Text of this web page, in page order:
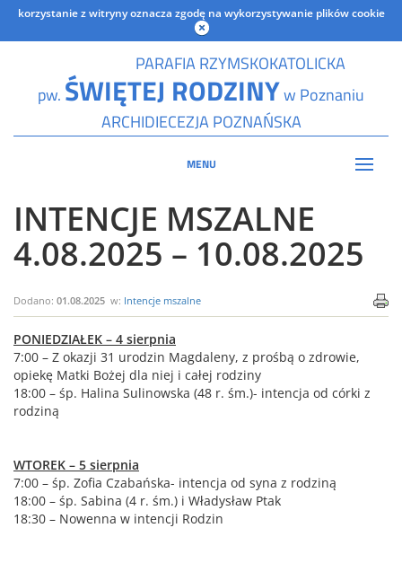
korzystanie z witryny oznacza zgodę na wykorzystywanie plików cookie
PARAFIA RZYMSKOKATOLICKA
pw. ŚWIĘTEJ RODZINYw Poznaniu
ARCHIDIECEZJA POZNAŃSKA
MENU
INTENCJE MSZALNE
4.08.2025 – 10.08.2025
Dodano: 01.08.2025 w: Intencje mszalne
PONIEDZIAŁEK – 4 sierpnia
7:00 – Z okazji 31 urodzin Magdaleny, z prośbą o zdrowie,
opiekę Matki Bożej dla niej i całej rodziny
18:00 – śp. Halina Sulinowska (48 r. śm.)- intencja od córki z
rodziną
WTOREK – 5 sierpnia
7:00 – śp. Zofia Czabańska- intencja od syna z rodziną
18:00 – śp. Sabina (4 r. śm.) i Władysław Ptak
18:30 – Nowenna w intencji Rodzin